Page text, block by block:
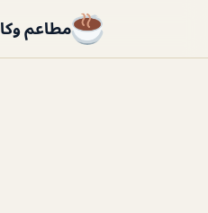
مطاعم